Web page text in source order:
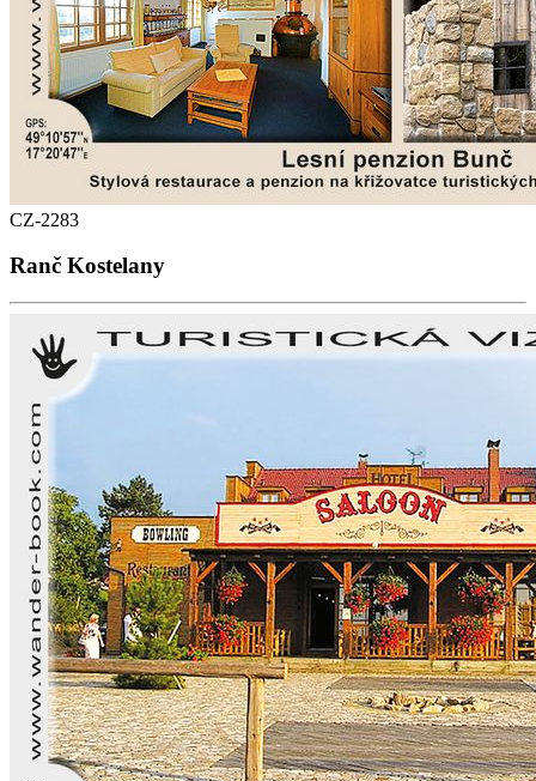
CZ-2283
Ranč Kostelany